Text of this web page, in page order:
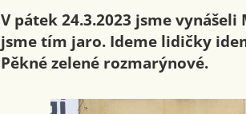
V pátek 24.3.2023 jsme
jsme tím jaro. Ideme lidičky
Pěkné zelené rozmarýnové.